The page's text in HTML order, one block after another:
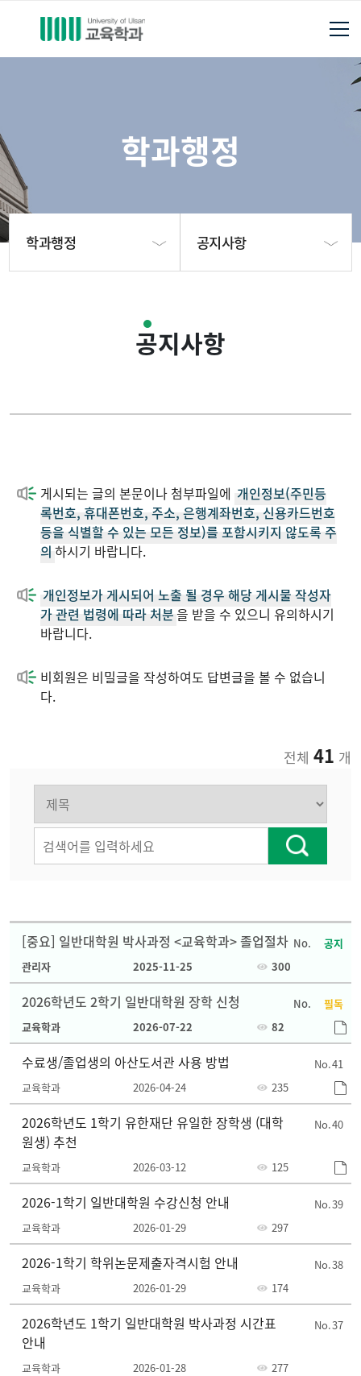
학과행정
학과행정
커뮤니티
링크
공지사항
Q&A
공지사항
게시되는 글의 본문이나 첨부파일에 개인정보(주민등
록번호, 휴대폰번호, 주소, 은행계좌번호, 신용카드번호
등을 식별할 수 있는 모든 정보)를 포함시키지 않도록 주
의 하시기 바랍니다.
개인정보가 게시되어 노출 될 경우 해당 게시물 작성자
가 관련 법령에 따라 처분을 받을 수 있으니 유의하시기
바랍니다.
비회원은 비밀글을 작성하여도 답변글을 볼 수 없습니
다.
전체 41 개
공지
[중요] 일반대학원 박사과정 <교육학과> 졸업절차
관리자 2025-11-25 300
필독
2026학년도 2학기 일반대학원 장학 신청
교육학과 2026-07-22 82
41
수료생/졸업생의 아산도서관 사용 방법
교육학과 2026-04-24 235
40
2026학년도 1학기 유한재단 유일한 장학생 (대학
원생) 추천
교육학과 2026-03-12 125
39
2026-1학기 일반대학원 수강신청 안내
교육학과 2026-01-29 297
38
2026-1학기 학위논문제출자격시험 안내
교육학과 2026-01-29 174
37
2026학년도 1학기 일반대학원 박사과정 시간표
안내
교육학과 2026-01-28 277